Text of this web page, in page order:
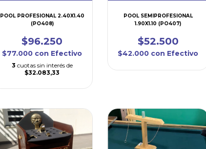
POOL PROFESIONAL 2.40X1.40
(PO408)
$96.250
$77.000 con Efectivo
3 cuotas sin interés de
$32.083,33
POOL SEMIPROFESIONAL
1.90X1.10 (PO407)
$52.500
$42.000 con Efectivo